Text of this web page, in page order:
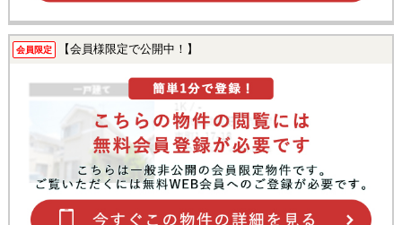
会員限定 【会員様限定で公開中！】